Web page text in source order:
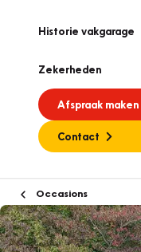
Historie vakgarage
Zekerheden
Afspraak maken
Contact
Occasions